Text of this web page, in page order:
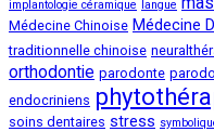
implantologie céramique langue
Médecine Chinoise Médecine
traditionnelle chinoise
orthodontie parodonte
endocriniens
soins dentaires stress